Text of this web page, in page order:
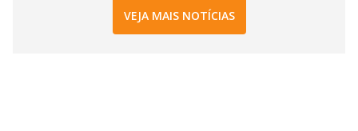
VEJA MAIS NOTÍCIAS